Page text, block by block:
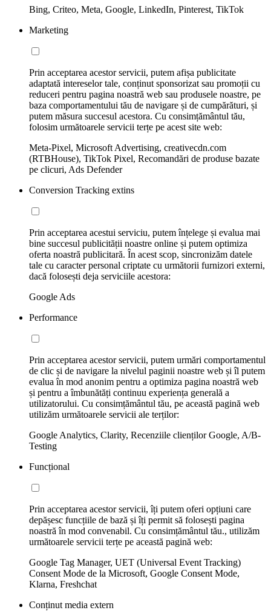
Bing, Criteo, Meta, Google, LinkedIn, Pinterest, TikTok
Marketing
Prin acceptarea acestor servicii, putem afișa publicitate
adaptată intereselor tale, conținut sponsorizat sau promoții cu
reduceri pentru pagina noastră web sau produsele noastre, pe
baza comportamentului tău de navigare și de cumpărături, și
putem măsura succesul acestora. Cu consimțământul tău,
folosim următoarele servicii terțe pe acest site web:
Meta-Pixel, Microsoft Advertising, creativecdn.com
(RTBHouse), TikTok Pixel, Recomandări de produse bazate
pe clicuri, Ads Defender
Conversion Tracking extins
Prin acceptarea acestui serviciu, putem înțelege și evalua mai
bine succesul publicității noastre online și putem optimiza
oferta noastră publicitară. În acest scop, sincronizăm datele
tale cu caracter personal criptate cu următorii furnizori externi,
dacă folosești deja serviciile acestora:
Google Ads
Performance
Prin acceptarea acestor servicii, putem urmări comportamentul
de clic și de navigare la nivelul paginii noastre web și îl putem
evalua în mod anonim pentru a optimiza pagina noastră web
și pentru a îmbunătăți continuu experiența generală a
utilizatorului. Cu consimțământul tău, pe această pagină web
utilizăm următoarele servicii ale terților:
Google Analytics, Clarity, Recenziile clienților Google, A/B-
Testing
Funcțional
Prin acceptarea acestor servicii, îți putem oferi opțiuni care
depășesc funcțiile de bază și îți permit să folosești pagina
noastră în mod convenabil. Cu consimțământul tău., utilizăm
următoarele servicii terțe pe această pagină web:
Google Tag Manager, UET (Universal Event Tracking)
Consent Mode de la Microsoft, Google Consent Mode,
Klarna, Freshchat
Conținut media extern